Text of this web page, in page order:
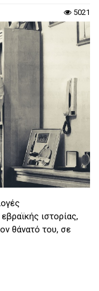
5021
ιστορίας,
θάνατό του, σε